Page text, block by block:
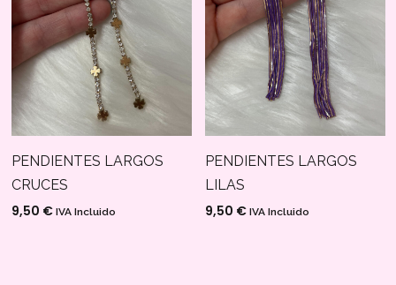
PENDIENTES LARGOS
CRUCES
9,50 € IVA Incluido
PENDIENTES LARGOS
LILAS
9,50 € IVA Incluido